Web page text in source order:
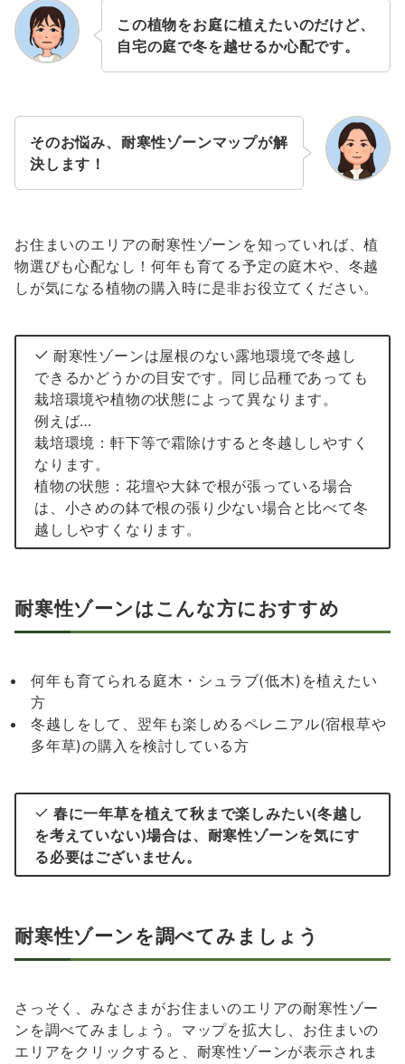
この植物をお庭に植えたいのだけど、
自宅の庭で冬を越せるか心配です。
そのお悩み、耐寒性ゾーンマップが解
決します！
お住まいのエリアの耐寒性ゾーンを知っていれば、植
物選びも心配なし！何年も育てる予定の庭木や、冬越
しが気になる植物の購入時に是非お役立てください。
耐寒性ゾーンは屋根のない露地環境で冬越し
できるかどうかの目安です。同じ品種であっても
栽培環境や植物の状態によって異なります。
例えば…
栽培環境：軒下等で霜除けすると冬越ししやすく
なります。
植物の状態：花壇や大鉢で根が張っている場合
は、小さめの鉢で根の張り少ない場合と比べて冬
越ししやすくなります。
耐寒性ゾーンはこんな方におすすめ
何年も育てられる庭木・シュラブ(低木)を植えたい
方
冬越しをして、翌年も楽しめるペレニアル(宿根草や
多年草)の購入を検討している方
春に一年草を植えて秋まで楽しみたい(冬越し
を考えていない)場合は、耐寒性ゾーンを気にす
る必要はございません。
耐寒性ゾーンを調べてみましょう
さっそく、みなさまがお住まいのエリアの耐寒性ゾー
ンを調べてみましょう。マップを拡大し、お住まいの
エリアをクリックすると、耐寒性ゾーンが表示されま